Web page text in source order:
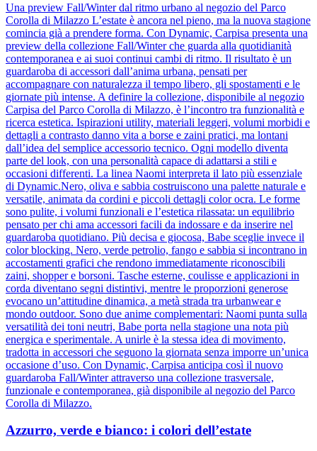
Una preview Fall/Winter dal ritmo urbano al negozio del Parco
Corolla di Milazzo L’estate è ancora nel pieno, ma la nuova stagione
comincia già a prendere forma. Con Dynamic, Carpisa presenta una
preview della collezione Fall/Winter che guarda alla quotidianità
contemporanea e ai suoi continui cambi di ritmo. Il risultato è un
guardaroba di accessori dall’anima urbana, pensati per
accompagnare con naturalezza il tempo libero, gli spostamenti e le
giornate più intense. A definire la collezione, disponibile al negozio
Carpisa del Parco Corolla di Milazzo, è l’incontro tra funzionalità e
ricerca estetica. Ispirazioni utility, materiali leggeri, volumi morbidi e
dettagli a contrasto danno vita a borse e zaini pratici, ma lontani
dall’idea del semplice accessorio tecnico. Ogni modello diventa
parte del look, con una personalità capace di adattarsi a stili e
occasioni differenti. La linea Naomi interpreta il lato più essenziale
di Dynamic.Nero, oliva e sabbia costruiscono una palette naturale e
versatile, animata da cordini e piccoli dettagli color ocra. Le forme
sono pulite, i volumi funzionali e l’estetica rilassata: un equilibrio
pensato per chi ama accessori facili da indossare e da inserire nel
guardaroba quotidiano. Più decisa e giocosa, Babe sceglie invece il
color blocking. Nero, verde petrolio, fango e sabbia si incontrano in
accostamenti grafici che rendono immediatamente riconoscibili
zaini, shopper e borsoni. Tasche esterne, coulisse e applicazioni in
corda diventano segni distintivi, mentre le proporzioni generose
evocano un’attitudine dinamica, a metà strada tra urbanwear e
mondo outdoor. Sono due anime complementari: Naomi punta sulla
versatilità dei toni neutri, Babe porta nella stagione una nota più
energica e sperimentale. A unirle è la stessa idea di movimento,
tradotta in accessori che seguono la giornata senza imporre un’unica
occasione d’uso. Con Dynamic, Carpisa anticipa così il nuovo
guardaroba Fall/Winter attraverso una collezione trasversale,
funzionale e contemporanea, già disponibile al negozio del Parco
Corolla di Milazzo.
Azzurro, verde e bianco: i colori dell’estate